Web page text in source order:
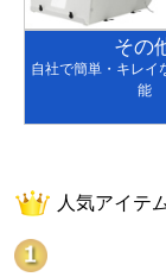
その
自社で簡単・キレイ
能
人気アイテ